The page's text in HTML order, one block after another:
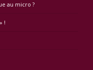
au micro ?
!